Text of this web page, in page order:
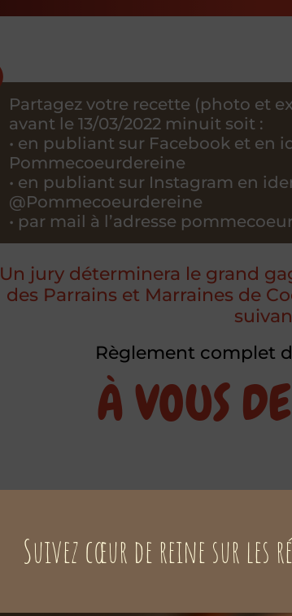
Partagez votre recette (photo et
avant le 13/03/2022 minuit soit :
• en publiant sur Facebook et en
Pommecoeurdereine
• en publiant sur Instagram en
@Pommecoeurdereine
• par mail à l’adresse
Un jury déterminera le grand
des Parrains et Marraines de
Règlement complet
À VOUS
Suivez cœur de reine sur les